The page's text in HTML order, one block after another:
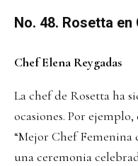
No. 48. Rosetta
Chef Elena Reygadas
La chef de Rosetta ha
ocasiones. Por
“Mejor Chef Femenina
una ceremonia